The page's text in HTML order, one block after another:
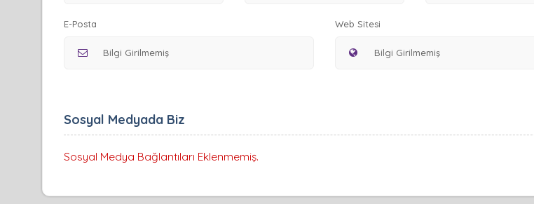
E-Posta Web Sitesi
Sosyal Medyada Biz
Sosyal Medya Bağlantıları Eklenmemiş.